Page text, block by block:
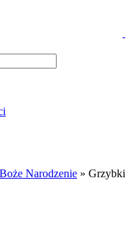
Boże Narodzenie » Grzybki